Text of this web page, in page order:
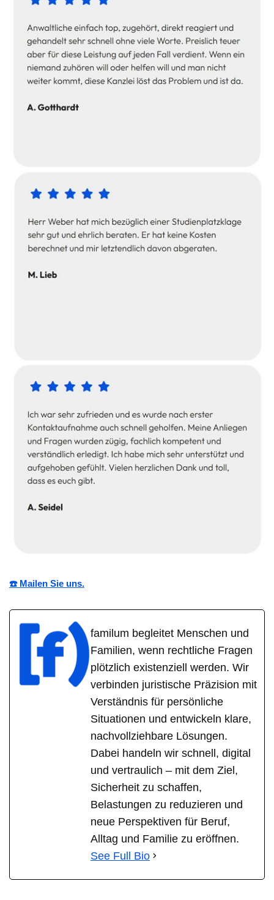
☎️ Mailen Sie uns.
familum begleitet Menschen und
Familien, wenn rechtliche Fragen
plötzlich existenziell werden. Wir
verbinden juristische Präzision mit
Verständnis für persönliche
Situationen und entwickeln klare,
nachvollziehbare Lösungen.
Dabei handeln wir schnell, digital
und vertraulich – mit dem Ziel,
Sicherheit zu schaffen,
Belastungen zu reduzieren und
neue Perspektiven für Beruf,
Alltag und Familie zu eröffnen.
See Full Bio